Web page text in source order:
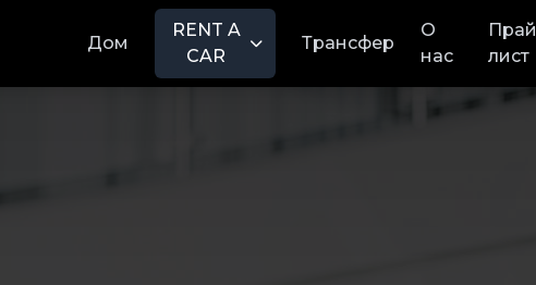
Дом
RENT A
CAR
Трансфер
О
нас
лист